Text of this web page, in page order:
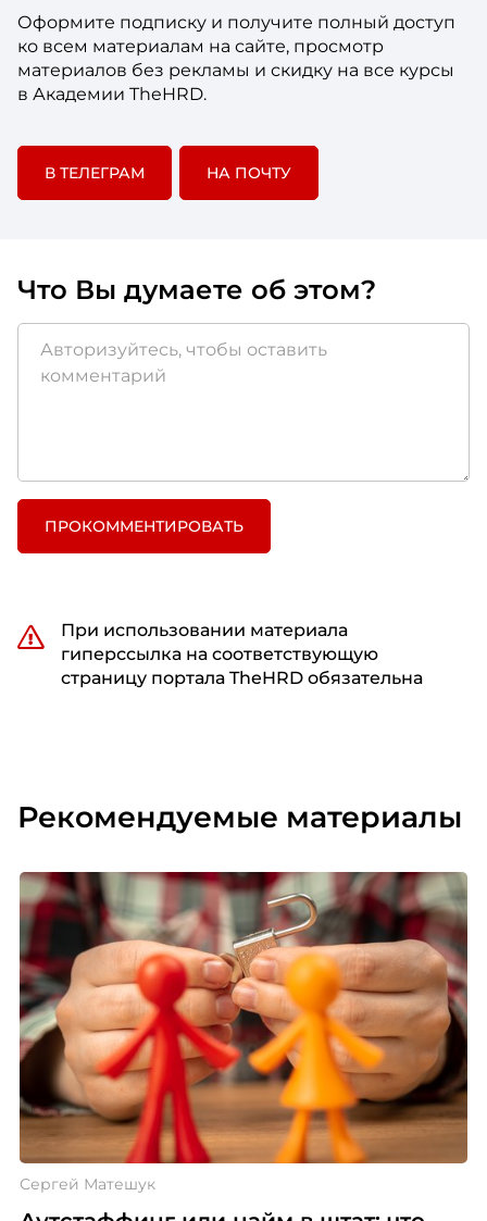
Оформите подписку и получите полный доступ
ко всем материалам на сайте, просмотр
материалов без рекламы и скидку на все курсы
в Академии TheHRD.
В ТЕЛЕГРАМ НА ПОЧТУ
Что Вы думаете об этом?
ПРОКОММЕНТИРОВАТЬ
При использовании материала
гиперссылка на соответствующую
страницу портала TheHRD обязательна
Рекомендуемые материалы
Сергей Матешук